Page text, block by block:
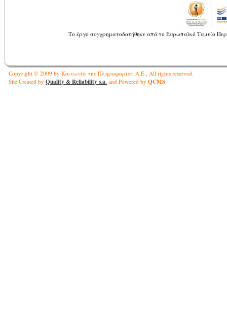
Το έργο συγχρηματοδοτήθηκε από το Ευρωπαϊκό Ταμείο
Copyright © 2009 by Κοινωνία της Πληροφορίας Α.Ε., All rights reserved.
Site Created by Quality & Reliability s.a. and Powered by QCMS